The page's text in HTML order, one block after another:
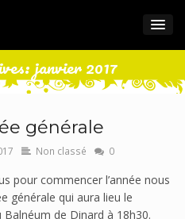
janvier 2017
générale
Non classé 0
pour commencer l’année nous
générale qui aura lieu le
de Dinard à 18h30.